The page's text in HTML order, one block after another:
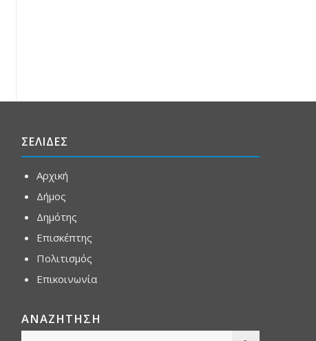
ΣΕΛΙΔΕΣ
Αρχική
Δήμος
Δημότης
Επισκέπτης
Πολιτισμός
Επικοινωνία
ΑΝΑΖΗΤΗΣΗ